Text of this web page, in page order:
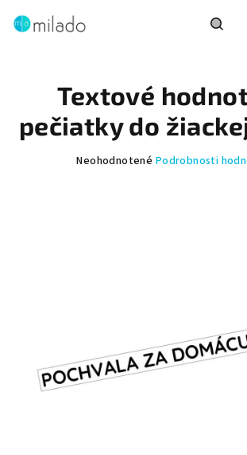
Textové
pečiatky do
Priemerné
Neohodnotené Podrobnosti